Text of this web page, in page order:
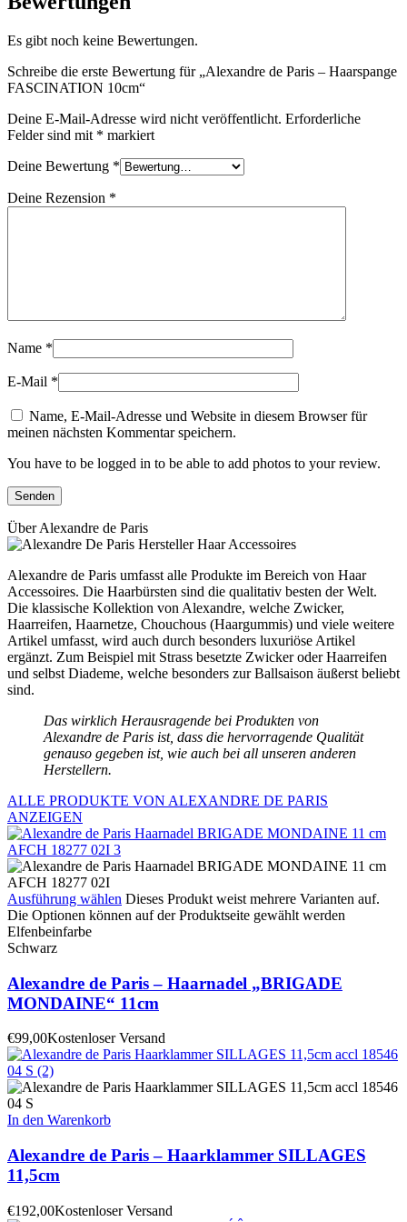
Es gibt noch keine Bewertungen.
Schreibe die erste Bewertung für „Alexandre de Paris – Haarspange
FASCINATION 10cm“
Deine E-Mail-Adresse wird nicht veröffentlicht. Erforderliche
Felder sind mit * markiert
Deine Bewertung *
Deine Rezension *
Name *
E-Mail *
Name, E-Mail-Adresse und Website in diesem Browser für
meinen nächsten Kommentar speichern.
You have to be logged in to be able to add photos to your review.
Über Alexandre de Paris
Alexandre de Paris umfasst alle Produkte im Bereich von Haar
Accessoires. Die Haarbürsten sind die qualitativ besten der Welt.
Die klassische Kollektion von Alexandre, welche Zwicker,
Haarreifen, Haarnetze, Chouchous (Haargummis) und viele weitere
Artikel umfasst, wird auch durch besonders luxuriöse Artikel
ergänzt. Zum Beispiel mit Strass besetzte Zwicker oder Haarreifen
und selbst Diademe, welche besonders zur Ballsaison äußerst beliebt
sind.
Das wirklich Herausragende bei Produkten von
Alexandre de Paris ist, dass die hervorragende Qualität
genauso gegeben ist, wie auch bei all unseren anderen
Herstellern.
ALLE PRODUKTE VON ALEXANDRE DE PARIS
ANZEIGEN
Ausführung wählen Dieses Produkt weist mehrere Varianten auf.
Die Optionen können auf der Produktseite gewählt werden
Elfenbeinfarbe
Schwarz
Alexandre de Paris – Haarnadel „BRIGADE
MONDAINE“ 11cm
€99,00Kostenloser Versand
In den Warenkorb
Alexandre de Paris – Haarklammer SILLAGES
11,5cm
€192,00Kostenloser Versand